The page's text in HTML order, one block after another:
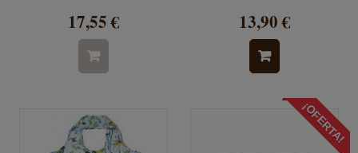
17,55 € 13,90 €
¡OFERTA!